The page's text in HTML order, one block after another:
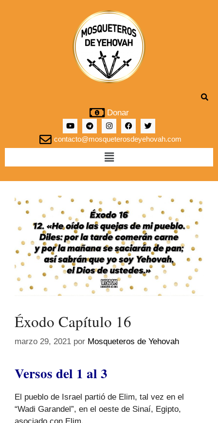
Donar
contacto@mosqueterosdeyehovah.com
Éxodo Capítulo 16
marzo 29, 2021 por Mosqueteros de Yehovah
Versos del 1 al 3
El pueblo de Israel partió de Elim, tal vez en el
“Wadi Garandel”, en el oeste de Sinaí, Egipto,